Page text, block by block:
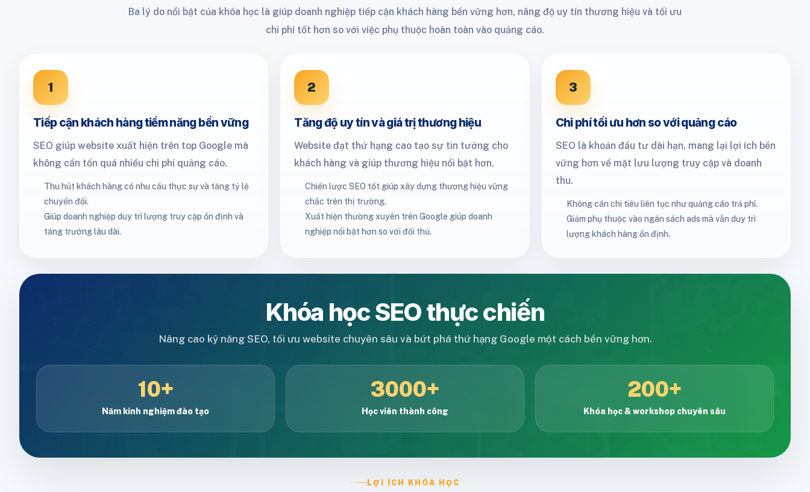
Ba lý do nổi bật của khóa học là giúp doanh nghiệp tiếp cận khách hàng bền vững hơn, nâng độ uy tín thương hiệu và tối ưu
chi phí tốt hơn so với việc phụ thuộc hoàn toàn vào quảng cáo.
1
Tiếp cận khách hàng tiềm năng bền vững
SEO giúp website xuất hiện trên top Google mà
không cần tốn quá nhiều chi phí quảng cáo.
Thu hút khách hàng có nhu cầu thực sự và tăng tỷ lệ
chuyển đổi.
Giúp doanh nghiệp duy trì lượng truy cập ổn định và
tăng trưởng lâu dài.
2
Tăng độ uy tín và giá trị thương hiệu
Website đạt thứ hạng cao tạo sự tin tưởng cho
khách hàng và giúp thương hiệu nổi bật hơn.
Chiến lược SEO tốt giúp xây dựng thương hiệu vững
chắc trên thị trường.
Xuất hiện thường xuyên trên Google giúp doanh
nghiệp nổi bật hơn so với đối thủ.
3
Chi phí tối ưu hơn so với quảng cáo
SEO là khoản đầu tư dài hạn, mang lại lợi ích bền
vững hơn về mặt lưu lượng truy cập và doanh
thu.
Không cần chi tiêu liên tục như quảng cáo trả phí.
Giảm phụ thuộc vào ngân sách ads mà vẫn duy trì
lượng khách hàng ổn định.
Khóa học SEO thực chiến
Nâng cao kỹ năng SEO, tối ưu website chuyên sâu và bứt phá thứ hạng Google một cách bền vững hơn.
10+
Năm kinh nghiệm đào tạo
3000+
Học viên thành công
200+
Khóa học & workshop chuyên sâu
LỢI ÍCH KHÓA HỌC